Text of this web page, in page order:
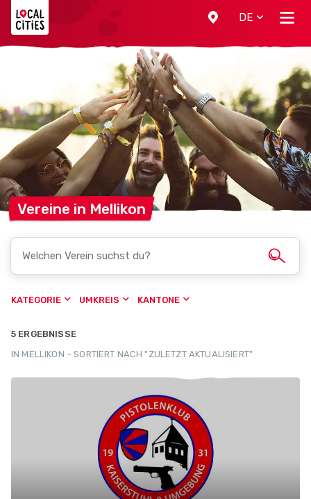
DE
Vereine in Mellikon
KATEGORIE UMKREIS KANTONE
5 ERGEBNISSE
IN MELLIKON – SORTIERT NACH "ZULETZT AKTUALISIERT"